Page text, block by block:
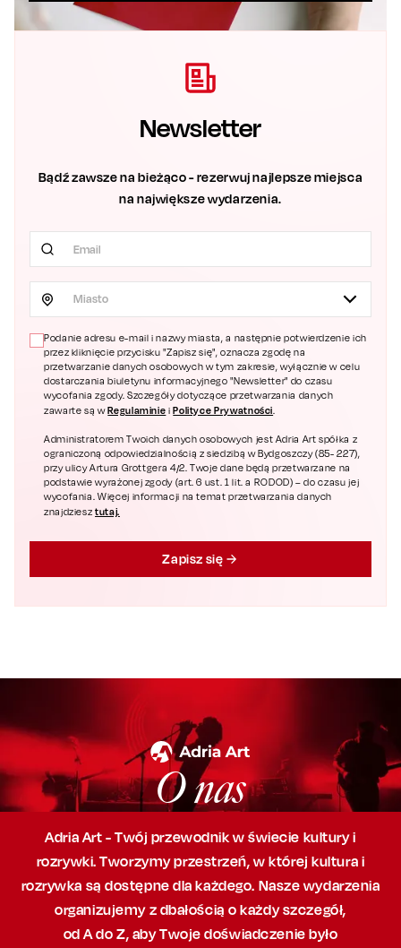
Newsletter
Bądź zawsze na bieżąco - rezerwuj najlepsze miejsca
na największe wydarzenia.
Miasto
Podanie adresu e-mail i nazwy miasta, a następnie potwierdzenie ich
przez kliknięcie przycisku "Zapisz się", oznacza zgodę na
przetwarzanie danych osobowych w tym zakresie, wyłącznie w celu
dostarczania biuletynu informacyjnego "Newsletter" do czasu
wycofania zgody. Szczegóły dotyczące przetwarzania danych
zawarte są wRegulaminie i Polityce Prywatności.
Administratorem Twoich danych osobowych jest Adria Art spółka z
ograniczoną odpowiedzialnością z siedzibą w Bydgoszczy (85- 227),
przy ulicy Artura Grottgera 4/2. Twoje dane będą przetwarzane na
podstawie wyrażonej zgody (art. 6 ust. 1 lit. a RODOD) – do czasu jej
wycofania. Więcej informacji na temat przetwarzania danych
znajdziesztutaj.
Zapisz się
O nas
Adria Art - Twój przewodnik w świecie kultury i
rozrywki. Tworzymy przestrzeń,w której kultura i
rozrywka są dostępne dla każdego. Nasze wydarzenia
organizujemy z dbałością o każdy szczegół,
od A do Z, abyTwoje doświadczenie było